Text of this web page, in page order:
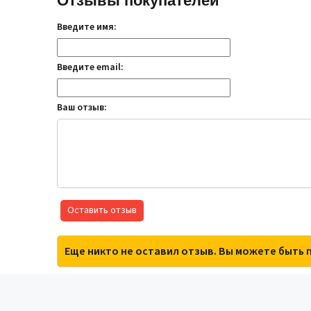
Введите имя:
Введите email:
Ваш отзыв:
Оставить отзыв
Еще никто не оставил отзыв. Вы можете быть